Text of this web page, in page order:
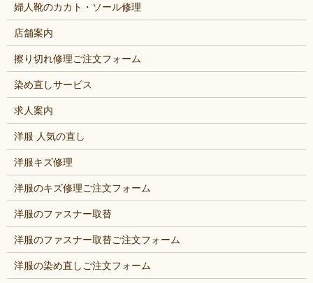
婦人靴のカカト・ソール修理
店舗案内
擦り切れ修理ご注文フォーム
染め直しサービス
求人案内
洋服 人気の直し
洋服キズ修理
洋服のキズ修理ご注文フォーム
洋服のファスナー取替
洋服のファスナー取替ご注文フォーム
洋服の染め直しご注文フォーム